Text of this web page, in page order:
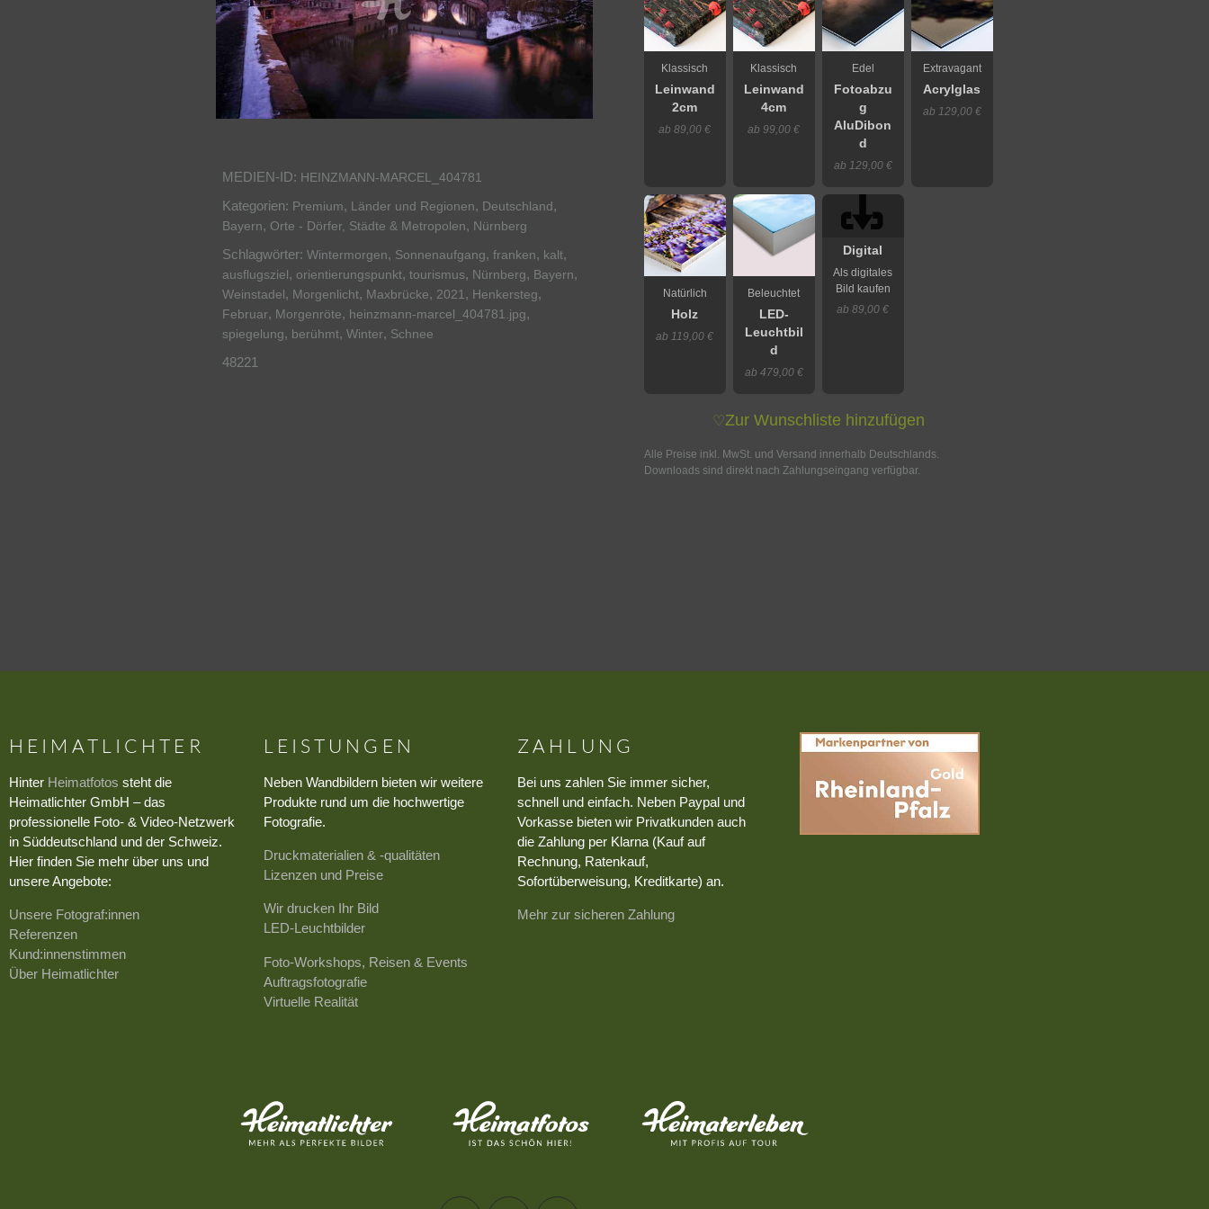
MEDIEN-ID: HEINZMANN-MARCEL_404781
Kategorien: Premium, Länder und Regionen, Deutschland,
Bayern, Orte - Dörfer, Städte & Metropolen, Nürnberg
Schlagwörter: Wintermorgen, Sonnenaufgang, franken, kalt,
ausflugsziel, orientierungspunkt, tourismus, Nürnberg, Bayern,
Weinstadel, Morgenlicht, Maxbrücke, 2021, Henkersteg,
Februar, Morgenröte, heinzmann-marcel_404781.jpg,
spiegelung, berühmt, Winter, Schnee
48221
Klassisch
Leinwand
2cm
ab 89,00 €
Klassisch
Leinwand
4cm
ab 99,00 €
Edel
Fotoabzu
g
AluDibon
d
ab 129,00 €
Extravagant
Acrylglas
ab 129,00 €
Natürlich
Holz
ab 119,00 €
Beleuchtet
LED-
Leuchtbil
d
ab 479,00 €
Digital
Als digitales
Bild kaufen
ab 89,00 €
♡Zur Wunschliste hinzufügen
Alle Preise inkl. MwSt. und Versand innerhalb Deutschlands.
Downloads sind direkt nach Zahlungseingang verfügbar.
HEIMATLICHTER
Hinter Heimatfotos steht die
Heimatlichter GmbH – das
professionelle Foto- & Video-Netzwerk
in Süddeutschland und der Schweiz.
Hier finden Sie mehr über uns und
unsere Angebote:
Unsere Fotograf:innen
Referenzen
Kund:innenstimmen
Über Heimatlichter
LEISTUNGEN
Neben Wandbildern bieten wir weitere
Produkte rund um die hochwertige
Fotografie.
Druckmaterialien & -qualitäten
Lizenzen und Preise
Wir drucken Ihr Bild
LED-Leuchtbilder
Foto-Workshops, Reisen & Events
Auftragsfotografie
Virtuelle Realität
ZAHLUNG
Bei uns zahlen Sie immer sicher,
schnell und einfach. Neben Paypal und
Vorkasse bieten wir Privatkunden auch
die Zahlung per Klarna (Kauf auf
Rechnung, Ratenkauf,
Sofortüberweisung, Kreditkarte) an.
Mehr zur sicheren Zahlung